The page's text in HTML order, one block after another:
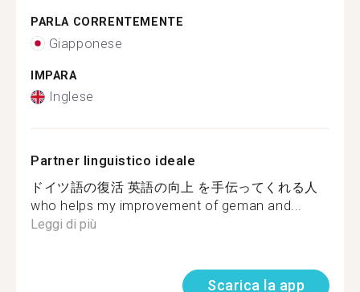
PARLA CORRENTEMENTE
Giapponese
IMPARA
Inglese
Partner linguistico ideale
ドイツ語の復活 英語の向上 を手伝ってくれる人
who helps my improvement of geman and...
Leggi di più
Scarica la app